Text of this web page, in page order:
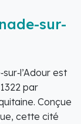
sur-
est
par
Conçue
cette cité